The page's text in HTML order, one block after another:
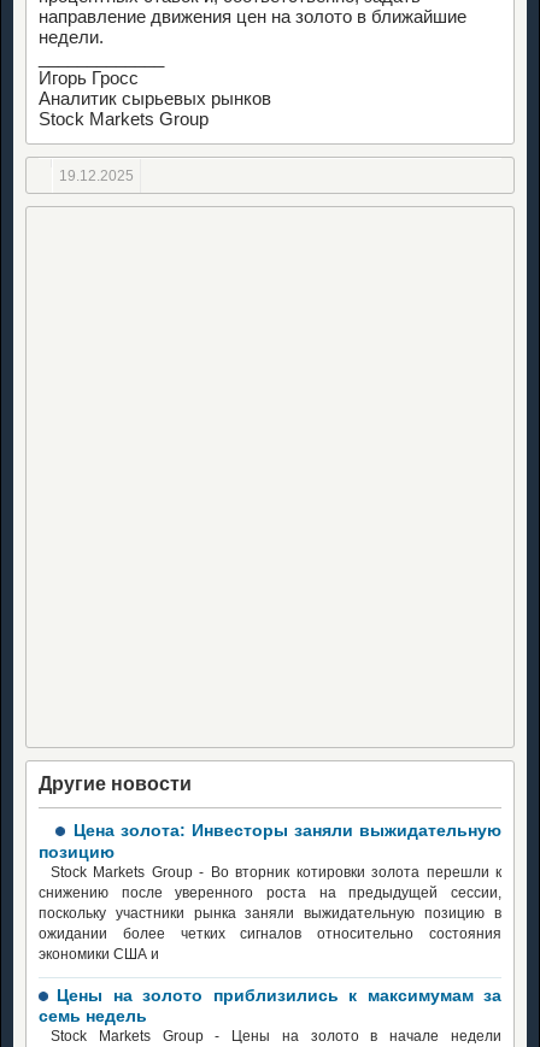
направление движения цен на золото в ближайшие
недели.
Игорь Гросс
Аналитик сырьевых рынков
Stock Markets Group
19.12.2025
Другие новости
Цена золота: Инвесторы заняли выжидательную
позицию
Stock Markets Group - Во вторник котировки золота перешли к
снижению после уверенного роста на предыдущей сессии,
поскольку участники рынка заняли выжидательную позицию в
ожидании более четких сигналов относительно состояния
экономики США и
Цены на золото приблизились к максимумам за
семь недель
Stock Markets Group - Цены на золото в начале недели